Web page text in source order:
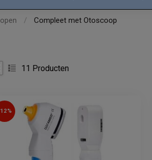
/ Compleet met Otoscoop
11 Producten